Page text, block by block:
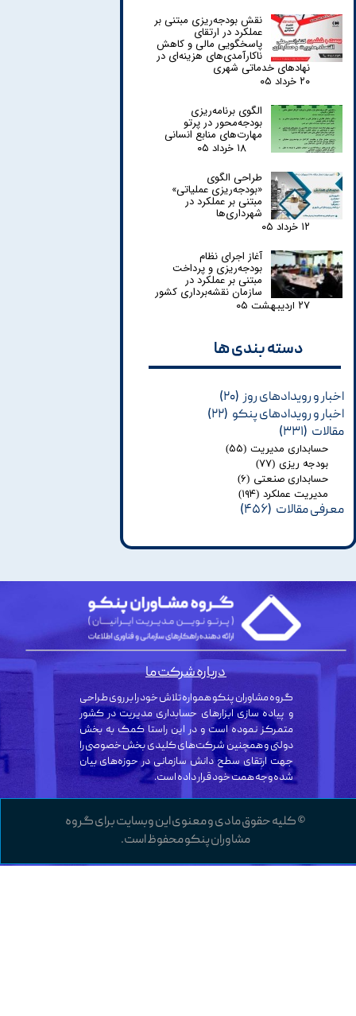
نقش بودجه‌ریزی مبتنی بر
عملکرد در ارتقای
پاسخگویی مالی و کاهش
ناکارآمدی‌های هزینه‌ای در
نهادهای خدماتی شهری
۲۰ خرداد ۰۵
الگوی برنامه‌ریزی
بودجه‌محور در پرتو
مهارت‌های منابع انسانی
۱۸ خرداد ۰۵
طراحی الگوی
«بودجه‌ریزی عملیاتی»
مبتنی بر عملکرد در
شهرداری‌ها
۱۲ خرداد ۰۵
آغاز اجرای نظام
بودجه‌ریزی و پرداخت
مبتنی بر عملکرد در
سازمان نقشه‌برداری کشور
۲۷ اردیبهشت ۰۵
دسته بندی ها​​​​​​​
اخبار و رویدادهای روز (۲۰)
اخبار و رویدادهای پنکو (۲۲)
مقالات (۳۳۱)
حسابداری مدیریت (۵۵)
بودجه ریزی (۷۷)
حسابداری صنعتی (۶)
مدیریت عملکرد (۱۹۴)
معرفی مقالات (۴۵۶)
© کلیه حقوق مادی و معنوی این وبسایت برای گروه
مشاوران پنکو محفوظ است.
گروه مشاوران پنکو همواره تلاش خود را بر روی طراحی
و پیاده سازی ابزارهای حسابداری مدیریت در کشور
متمرکز نموده است و در این راستا کمک به بخش
دولتی و همچنین شرکت‌های کلیدی بخش خصوصی را
جهت ارتقای سطح دانش سازمانی در حوزه‌های بیان
شده وجه همت خود قرار داده است.
درباره شرکت ما